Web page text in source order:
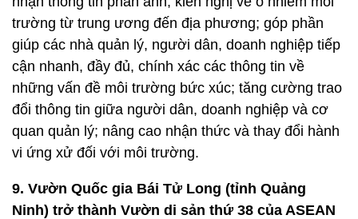
trường từ trung ương đến địa phương; góp phần
giúp các nhà quản lý, người dân, doanh nghiệp tiếp
cận nhanh, đầy đủ, chính xác các thông tin về
những vấn đề môi trường bức xúc; tăng cường trao
đổi thông tin giữa người dân, doanh nghiệp và cơ
quan quản lý; nâng cao nhận thức và thay đổi hành
vi ứng xử đối với môi trường.
9. Vườn Quốc gia Bái Tử Long (tỉnh Quảng
Ninh) trở thành Vườn di sản thứ 38 của ASEAN